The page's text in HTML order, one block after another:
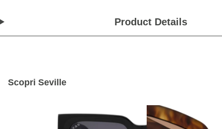
Product Details
Scopri Seville